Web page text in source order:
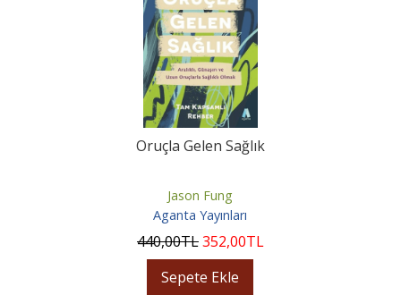
Oruçla Gelen Sağlık
Jason Fung
Aganta Yayınları
440,00TL352,00TL
Sepete Ekle